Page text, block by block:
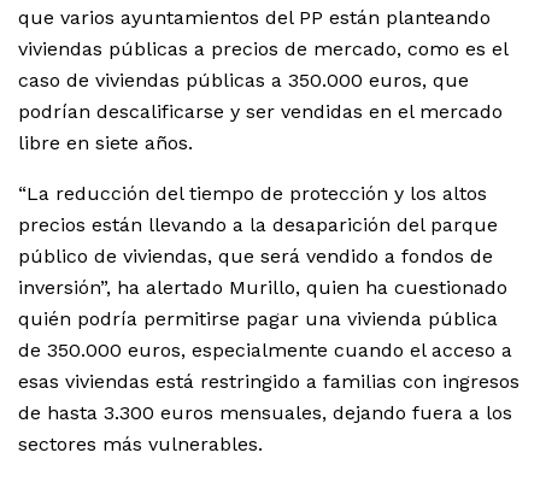
que varios ayuntamientos del PP están planteando
viviendas públicas a precios de mercado, como es el
caso de viviendas públicas a 350.000 euros, que
podrían descalificarse y ser vendidas en el mercado
libre en siete años.
“La reducción del tiempo de protección y los altos
precios están llevando a la desaparición del parque
público de viviendas, que será vendido a fondos de
inversión”, ha alertado Murillo, quien ha cuestionado
quién podría permitirse pagar una vivienda pública
de 350.000 euros, especialmente cuando el acceso a
esas viviendas está restringido a familias con ingresos
de hasta 3.300 euros mensuales, dejando fuera a los
sectores más vulnerables.